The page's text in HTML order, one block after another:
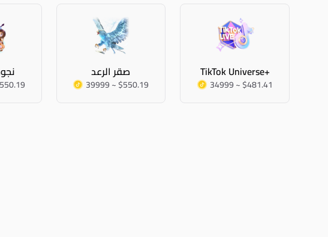
صقر الرعد
39999 ~ $550.19
TikTok Universe+
34999 ~ $481.41